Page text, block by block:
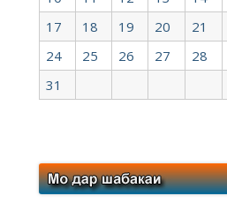
17
18 19 20 21
24
25 26 27 28
31